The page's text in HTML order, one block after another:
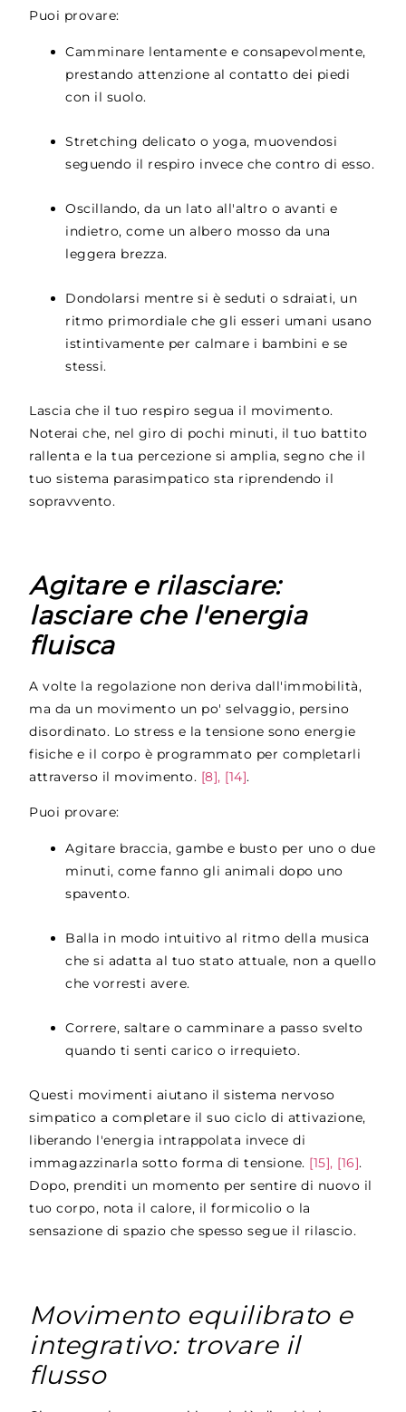
Puoi provare:
Camminare lentamente e consapevolmente,
prestando attenzione al contatto dei piedi
con il suolo.
Stretching delicato o yoga, muovendosi
seguendo il respiro invece che contro di esso.
Oscillando, da un lato all'altro o avanti e
indietro, come un albero mosso da una
leggera brezza.
Dondolarsi mentre si è seduti o sdraiati, un
ritmo primordiale che gli esseri umani usano
istintivamente per calmare i bambini e se
stessi.
Lascia che il tuo respiro segua il movimento.
Noterai che, nel giro di pochi minuti, il tuo battito
rallenta e la tua percezione si amplia, segno che il
tuo sistema parasimpatico sta riprendendo il
sopravvento.
Agitare e rilasciare:
lasciare che l'energia
fluisca
A volte la regolazione non deriva dall'immobilità,
ma da un movimento un po' selvaggio, persino
disordinato. Lo stress e la tensione sono energie
fisiche e il corpo è programmato per completarli
attraverso il movimento. [8], [14].
Puoi provare:
Agitare braccia, gambe e busto per uno o due
minuti, come fanno gli animali dopo uno
spavento.
Balla in modo intuitivo al ritmo della musica
che si adatta al tuo stato attuale, non a quello
che vorresti avere.
Correre, saltare o camminare a passo svelto
quando ti senti carico o irrequieto.
Questi movimenti aiutano il sistema nervoso
simpatico a completare il suo ciclo di attivazione,
liberando l'energia intrappolata invece di
immagazzinarla sotto forma di tensione. [15], [16].
Dopo, prenditi un momento per sentire di nuovo il
tuo corpo, nota il calore, il formicolio o la
sensazione di spazio che spesso segue il rilascio.
Movimento equilibrato e
integrativo: trovare il
flusso